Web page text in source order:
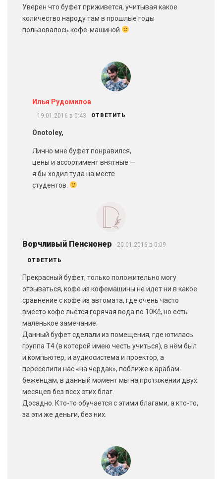
Уверен что буфет приживется, учитывая какое
количество народу там в прошлые годы
пользовалось кофе-машиной
Илья Рудомилов
19.01.2016 в 0:43 ОТВЕТИТЬ
Onotoley,
Лично мне буфет понравился,
цены и ассортимент внятные —
я бы ходил туда на месте
студентов.
Ворчливый Пенсионер 20.01.2016 в 0:09
ОТВЕТИТЬ
Прекрасный буфет, только положительно могу
отзываться, кофе из кофемашины не идет ни в какое
сравнение с кофе из автомата, где очень часто
вместо кофе льётся горячая вода по 10Kč, но есть
маленькое замечание:
Данный буфет сделали из помещения, где ютилась
группа Т4 (в которой имею честь учиться), в нём был
и компьютер, и аудиосистема и проектор, а
переселили нас «на чердак», поближе к арабам-
беженцам, в данный момент мы на протяжении двух
месяцев без всех этих благ.
Досадно. Кто-то обучается с этими благами, а кто-то,
за эти же деньги, без них.